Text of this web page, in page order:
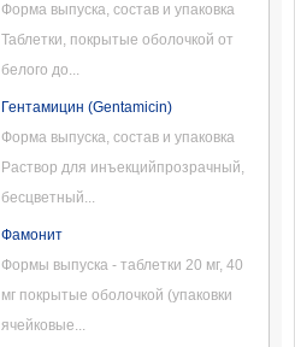
Форма выпуска, состав и упаковка
Таблетки, покрытые оболочкой от
белого до...
Гентамицин (Gentamicin)
Форма выпуска, состав и упаковка
Раствор для инъекцийпрозрачный,
бесцветный...
Фамонит
Формы выпуска - таблетки 20 мг, 40
мг покрытые оболочкой (упаковки
ячейковые...